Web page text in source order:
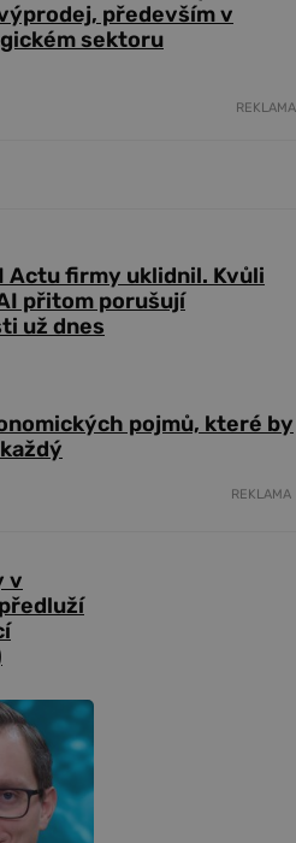
především v
sektoru
REKLAMA
Actu firmy uklidnil. Kvůli
přitom porušují
už dnes
pojmů, které by
REKLAMA
v